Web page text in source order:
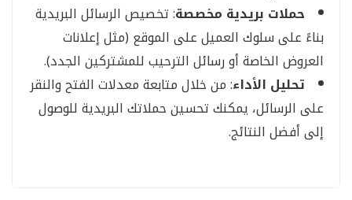
حملات بريدية مخصصة: تخصيص الرسائل البريدية
بناءً على سلوك العميل على الموقع (مثل إعلانات
العروض الخاصة أو رسائل الترحيب للمشتركين الجدد).
تحليل الأداء: من خلال متابعة معدلات الفتح والنقر
على الرسائل، يمكنك تحسين حملاتك البريدية للوصول
إلى أفضل النتائج.